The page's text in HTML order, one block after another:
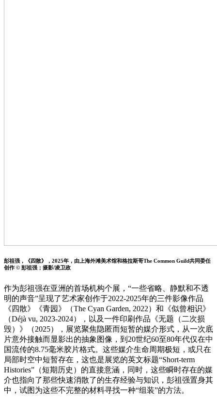
彭祖强，《四散》，2025年，由上海外滩美术馆和格拉斯哥The Common Guild共同委任
创作 © 彭祖强；摄影/凌卫政
作为彭祖强在亚洲的首场机构个展，“一些省略、静默和不透
明的声音”呈现了艺术家创作于2022-2025年的三件影像作品
《四散》《青园》（The Cyan Garden, 2022）和《似曾相识》
（Déjà vu, 2023-2024），以及一件印刷作品《无题（二次损
毁）》（2025），展览聚焦隐匿而短暂的媒介形式，从一次底
片意外接触而显影出的抽象图像，到20世纪60至80年代仅在中
国流传的8.75毫米胶片格式。这些媒介生命周期极短，或只在
局部时空中短暂存在，这也是展览的英文标题“Short-term
Histories”（短期历史）的直接意涵，同时，这些瞬时存在的媒
介也指向了那些快速消散了的生存经验与知识，彭祖强置身其
中，试图为这些不完整的材料寻找一种“组装”的方法。